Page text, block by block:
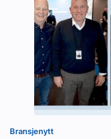
Bransjenytt